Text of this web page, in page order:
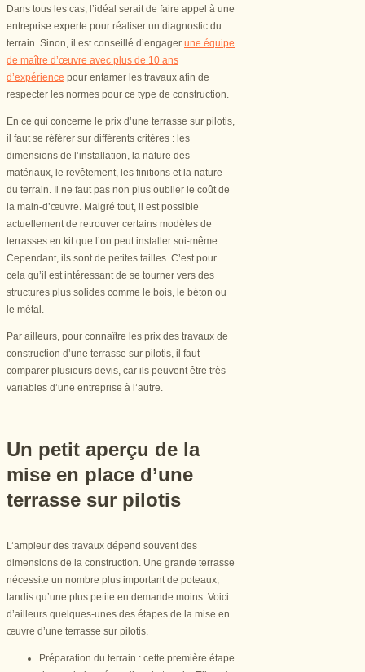
Dans tous les cas, l’idéal serait de faire appel à une
entreprise experte pour réaliser un diagnostic du
terrain. Sinon, il est conseillé d’engager une équipe
de maître d’œuvre avec plus de 10 ans
d’expérience pour entamer les travaux afin de
respecter les normes pour ce type de construction.
En ce qui concerne le prix d’une terrasse sur pilotis,
il faut se référer sur différents critères : les
dimensions de l’installation, la nature des
matériaux, le revêtement, les finitions et la nature
du terrain. Il ne faut pas non plus oublier le coût de
la main-d’œuvre. Malgré tout, il est possible
actuellement de retrouver certains modèles de
terrasses en kit que l’on peut installer soi-même.
Cependant, ils sont de petites tailles. C’est pour
cela qu’il est intéressant de se tourner vers des
structures plus solides comme le bois, le béton ou
le métal.
Par ailleurs, pour connaître les prix des travaux de
construction d’une terrasse sur pilotis, il faut
comparer plusieurs devis, car ils peuvent être très
variables d’une entreprise à l’autre.
Un petit aperçu de la
mise en place d’une
terrasse sur pilotis
L’ampleur des travaux dépend souvent des
dimensions de la construction. Une grande terrasse
nécessite un nombre plus important de poteaux,
tandis qu’une plus petite en demande moins. Voici
d’ailleurs quelques-unes des étapes de la mise en
œuvre d’une terrasse sur pilotis.
Préparation du terrain : cette première étape